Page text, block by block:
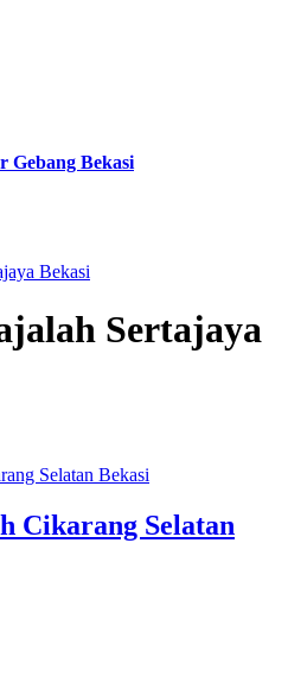
Gebang Bekasi
Bekasi
Sertajaya
Selatan Bekasi
Cikarang Selatan